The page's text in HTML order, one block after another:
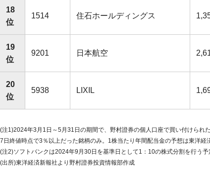
18
位
1514 住石ホールディングス
19
位
9201 日本航空
20
位
5938 LIXIL
(注1)2024年3月1日～5月31日の期間で、野村證券の個人口座で買い付けら
7日終値時点で3％以上だった銘柄のみ。1株当たり年間配当金の予想は東洋
(注2)ソフトバンクは2024年9月30日を基準日として1：10の株式分割を行う
(出所)東洋経済新報社より野村證券投資情報部作成